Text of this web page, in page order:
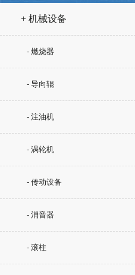
+ 机械设备
- 燃烧器
- 导向辊
- 注油机
- 涡轮机
- 传动设备
- 消音器
- 滚柱